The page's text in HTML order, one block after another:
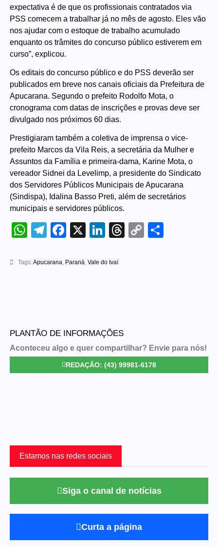
expectativa é de que os profissionais contratados via
PSS comecem a trabalhar já no mês de agosto. Eles vão
nos ajudar com o estoque de trabalho acumulado
enquanto os trâmites do concurso público estiverem em
curso”, explicou.
Os editais do concurso público e do PSS deverão ser
publicados em breve nos canais oficiais da Prefeitura de
Apucarana. Segundo o prefeito Rodolfo Mota, o
cronograma com datas de inscrições e provas deve ser
divulgado nos próximos 60 dias.
Prestigiaram também a coletiva de imprensa o vice-
prefeito Marcos da Vila Reis, a secretária da Mulher e
Assuntos da Família e primeira-dama, Karine Mota, o
vereador Sidnei da Levelimp, a presidente do Sindicato
dos Servidores Públicos Municipais de Apucarana
(Sindispa), Idalina Basso Preti, além de secretários
municipais e servidores públicos.
WhatsApp
Telegram
Facebook
X LinkedIn
Threads
Copy
Tags:Apucarana, Paraná, Vale do Ivaí
PLANTÃO DE INFORMAÇÕES
Aconteceu algo e quer compartilhar? Envie para nós!
REDAÇÃO: (43) 99981-6178
Estamos nas redes sociais
Siga o canal de notícias
Curta a página